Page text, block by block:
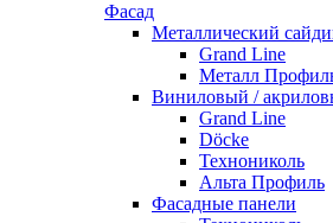
Фасад
Металлический
Grand Line
Металл
Виниловый /
Grand Line
Döсkе
Технониколь
Альта Профиль
Фасадные панели